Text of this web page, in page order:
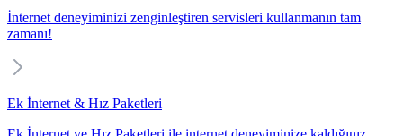
İnternet deneyiminizi zenginleştiren servisleri kullanmanın tam
zamanı!
Ek İnternet & Hız Paketleri